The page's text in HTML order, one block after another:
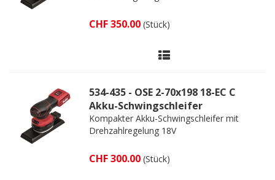
CHF 350.00 (Stück)
534-435 - OSE 2-70x198 18-EC C
Akku-Schwingschleifer
Kompakter Akku-Schwingschleifer mit
Drehzahlregelung 18V
CHF 300.00 (Stück)